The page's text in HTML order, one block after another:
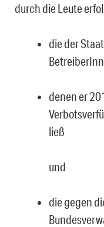
durch die Leute
die der
denen er
ließ
und
die gegen